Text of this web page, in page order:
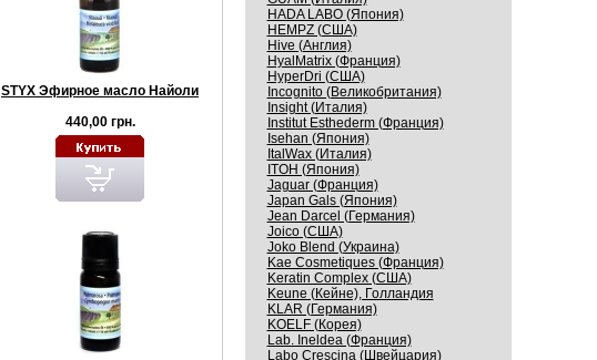
STYX Эфирное масло Найоли
440,00 грн.
HADA LABO (Япония)
HEMPZ (США)
Hive (Англия)
HyalMatrix (Франция)
HyperDri (США)
Incognito (Великобритания)
Insight (Италия)
Institut Esthederm (Франция)
Isehan (Япония)
ItalWax (Италия)
ITOH (Япония)
Jaguar (Франция)
Japan Gals (Япония)
Jean Darcel (Германия)
Joico (США)
Joko Blend (Украина)
Kaе Cosmеtiques (Франция)
Keratin Complex (США)
Keune (Кейне), Голландия
KLAR (Германия)
KOELF (Корея)
Lab. Ineldea (Франция)
Labo Crescina (Швейцария)